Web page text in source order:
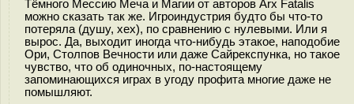
Тёмного Мессию Меча и Магии от авторов Arx Fatalis
можно сказать так же. Игроиндустрия будто бы что-то
потеряла (душу, хех), по сравнению с нулевыми. Или я
вырос. Да, выходит иногда что-нибудь этакое, наподобие
Ори, Столпов Вечности или даже Сайрекспунка, но такое
чувство, что об одиночных, по-настоящему
запоминающихся играх в угоду профита многие даже не
помышляют.